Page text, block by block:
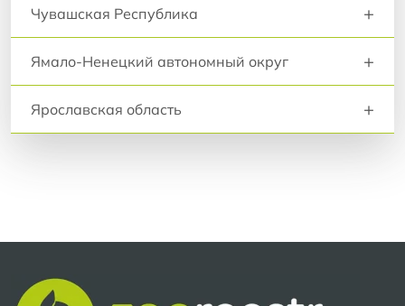
Чувашская Республика +
Ямало-Ненецкий автономный округ +
Ярославская область +